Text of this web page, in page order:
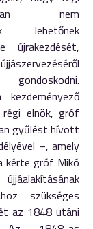
nem
lehetőnek
újrakezdését,
elnök, gróf
gyűlést hívott
–, amely
kérte gróf Mikó
szükséges
az 1848 utáni